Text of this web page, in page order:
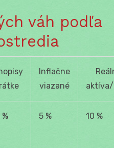
váh podľa
Inflačne
viazané
aktíva/
5 % 10 %